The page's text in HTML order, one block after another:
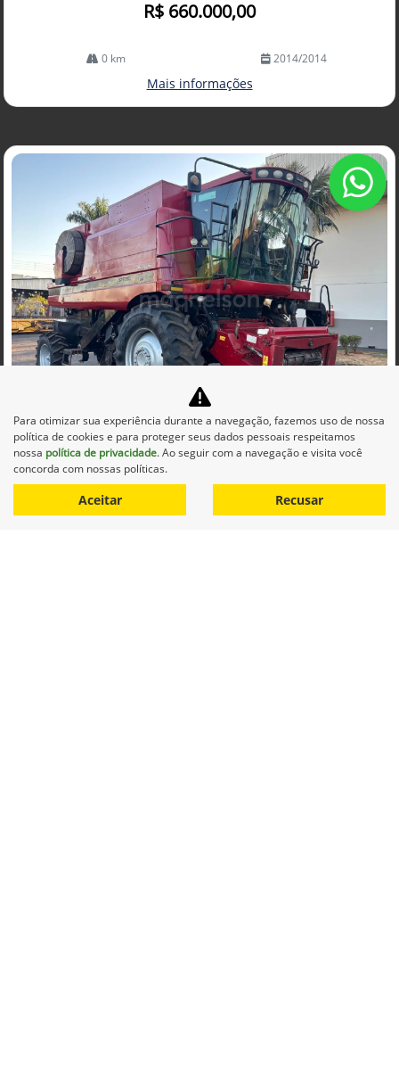
R$ 660.000,00
0 km 2014/2014
Mais informações
mp
arti
lhe
CASE
CASE COLHEITADEIRA 2688 2014 DIESEL 1P AUTOMATICO
Maqnelson Agrícola Uberlândia
Ver Mais 11 lojas
Para otimizar sua experiência durante a navegação, fazemos uso de nossa
política de cookies e para proteger seus dados pessoais respeitamos
nossa política de privacidade. Ao seguir com a navegação e visita você
concorda com nossas políticas.
Aceitar Recusar